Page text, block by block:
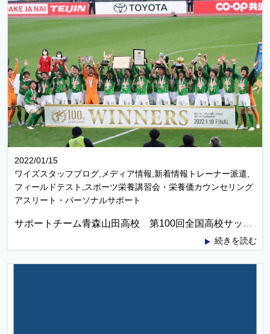
2022/01/15
ワイズスタッフブログ,メディア情報,新着情報トレーナー派遣,
フィールドテスト,スポーツ栄養講習会・栄養価カウンセリング
アスリート・パーソナルサポート
サポートチーム青森山田高校 第100回全国高校サッカー選手権大会優勝！
続きを読む